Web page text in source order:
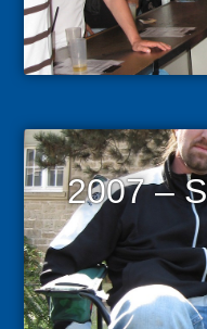
2007 –